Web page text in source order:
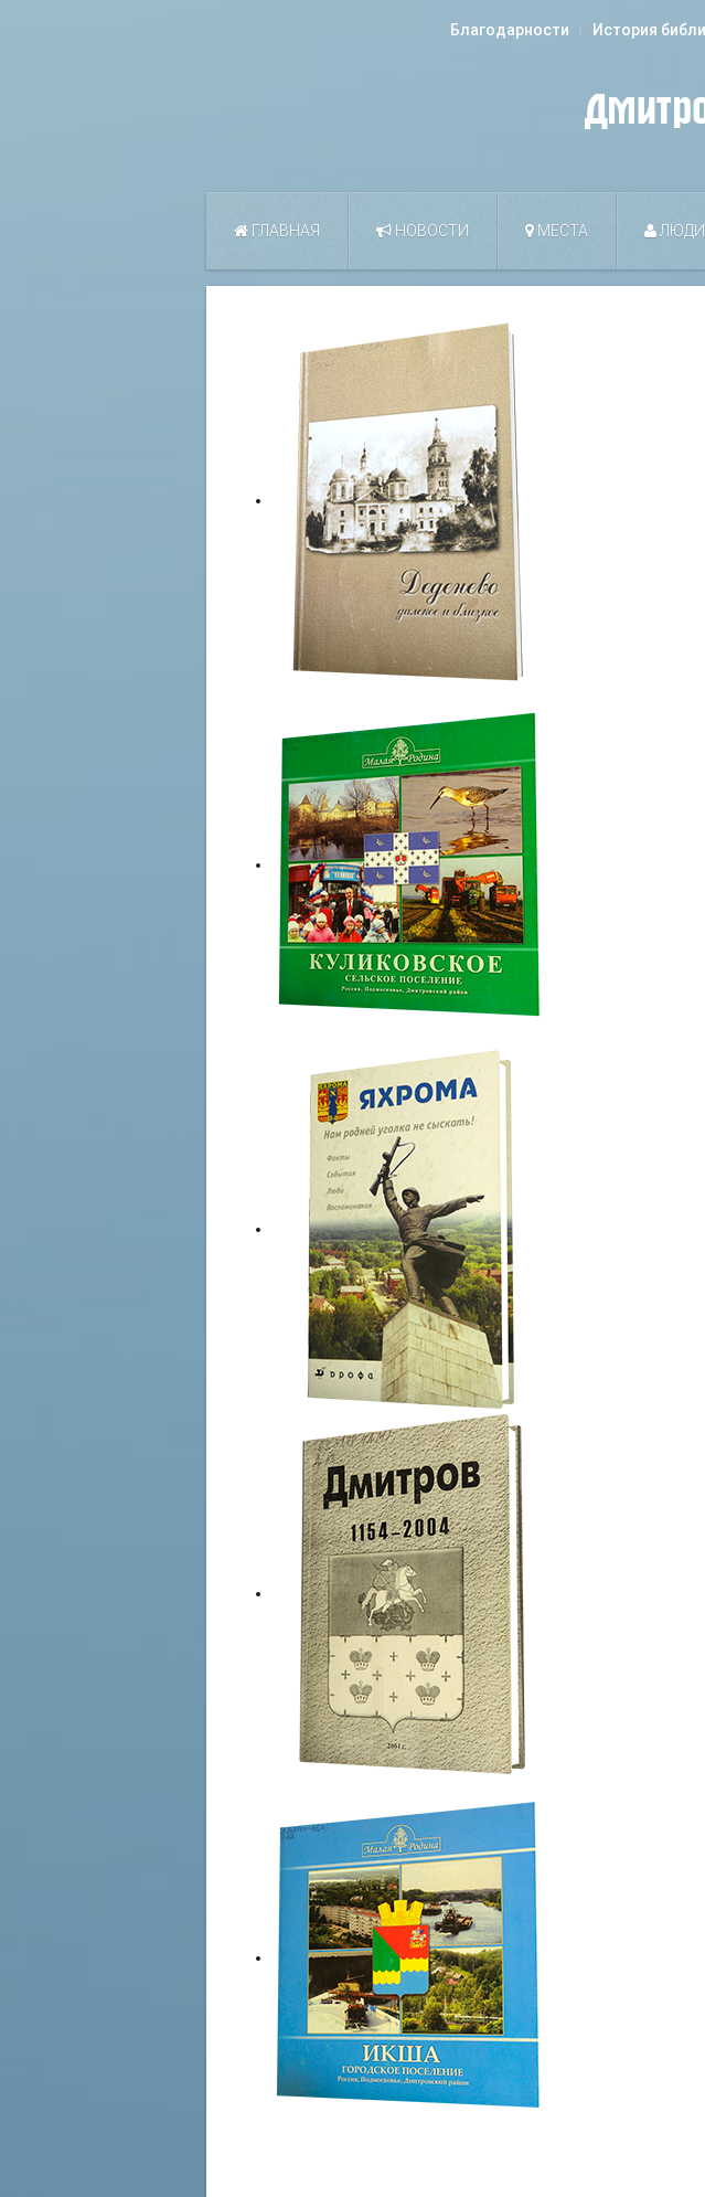
Благодарности История
ГЛАВНАЯ НОВОСТИ МЕСТА ЛЮДИ